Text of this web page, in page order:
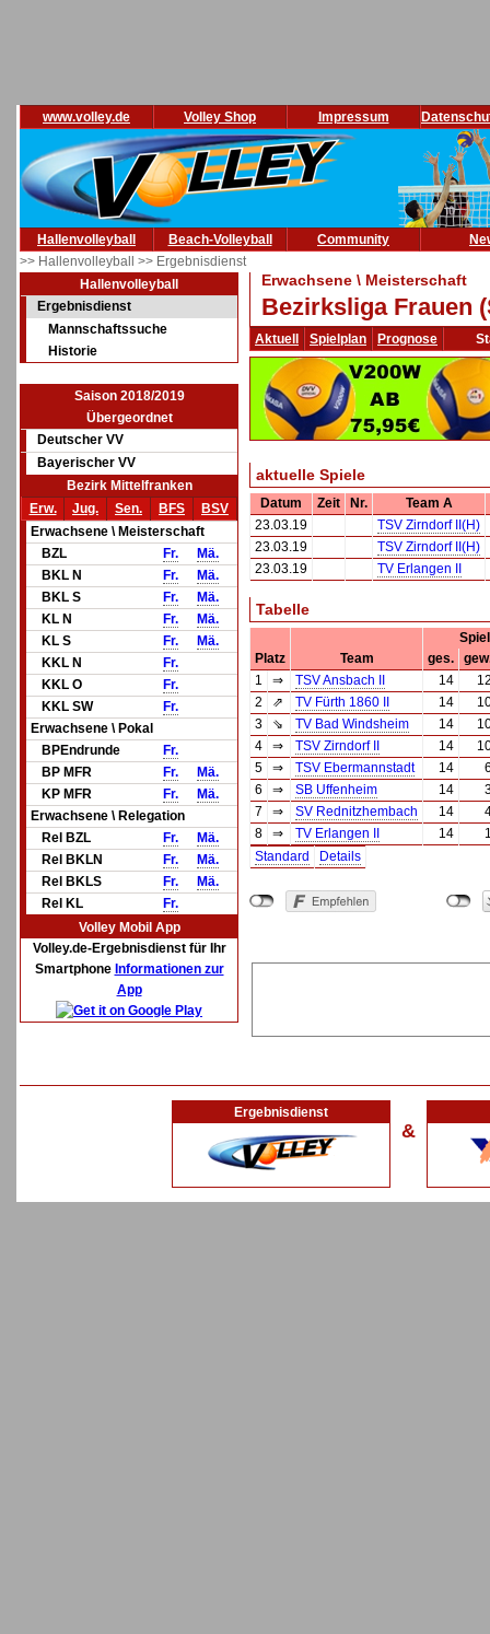
www.volley.de Volley Shop Impressum
Hallenvolleyball Beach-Volleyball Community
>> Hallenvolleyball >> Ergebnisdienst
Hallenvolleyball
Ergebnisdienst
Mannschaftssuche
Historie
Saison 2018/2019
Übergeordnet
Deutscher VV
Bayerischer VV
Bezirk Mittelfranken
Erw.
Jug. Sen. BFS
BSV
Erwachsene \ Meisterschaft
BZL
Fr.
Mä.
BKL N
Fr.
Mä.
BKL S
Fr.
Mä.
KL N
Fr.
Mä.
KL S
Fr.
Mä.
KKL N
Fr.
KKL O
Fr.
KKL SW
Fr.
Erwachsene \ Pokal
BPEndrunde
Fr.
BP MFR
Fr.
Mä.
KP MFR
Fr.
Mä.
Erwachsene \ Relegation
Rel BZL
Fr.
Mä.
Rel BKLN
Fr.
Mä.
Rel BKLS
Fr.
Mä.
Rel KL
Fr.
Volley Mobil App
Volley.de-Ergebnisdienst für Ihr
Smartphone Informationen zur
App
Erwachsene \ Meisterschaft
Bezirksliga Frauen
Aktuell Spielplan Prognose
aktuelle Spiele
Datum Zeit Nr.
Team A
23.03.19
TSV Zirndorf II(H)
23.03.19
TSV Zirndorf II(H)
23.03.19
TV Erlangen II
Tabelle
Platz
Team ges.
1
⇒ TSV Ansbach II 14
2
⇗ TV Fürth 1860 II 14
3
⇘ TV Bad Windsheim 14
4
⇒ TSV Zirndorf II 14
5
⇒ TSV Ebermannstadt 14
6
⇒ SB Uffenheim 14
7
⇒ SV Rednitzhembach 14
8
⇒ TV Erlangen II 14
Standard
Details
Ergebnisdienst
&